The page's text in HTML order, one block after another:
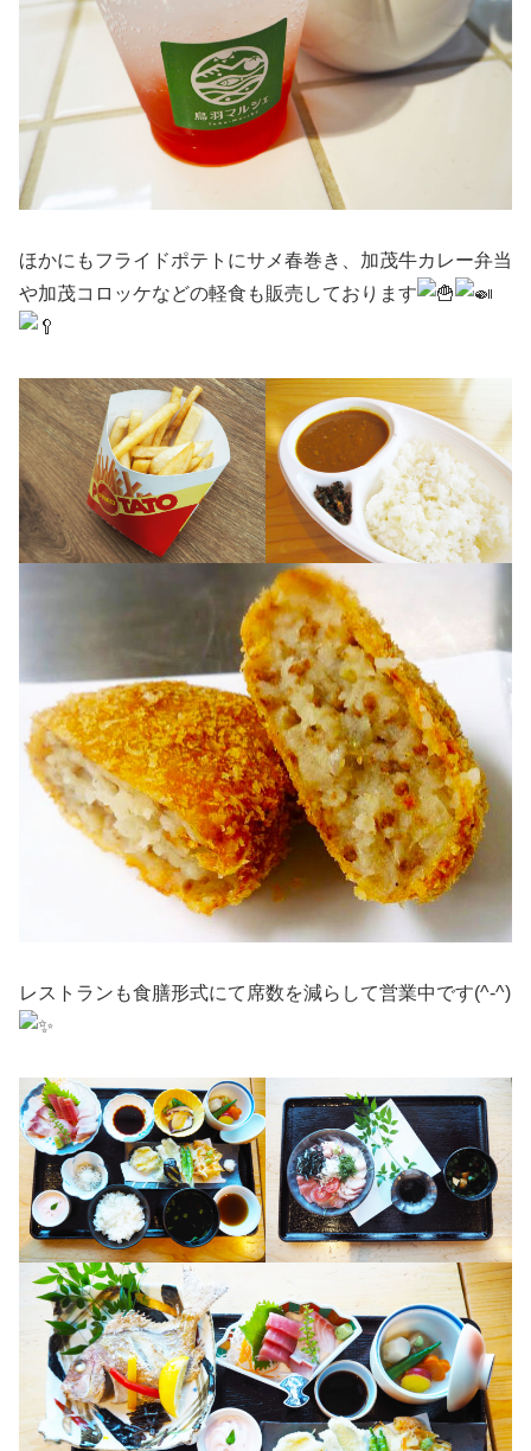
ほかにもフライドポテトにサメ春巻き、加茂牛カレー弁当
や加茂コロッケなどの軽食も販売しております
レストランも食膳形式にて席数を減らして営業中です(^-^)